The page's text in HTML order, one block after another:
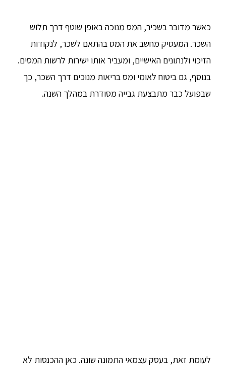
כאשר מדובר בשכיר, המס מנוכה באופן שוטף דרך תלוש
השכר. המעסיק מחשב את המס בהתאם לשכר, לנקודות
הזיכוי ולנתונים האישיים, ומעביר אותו ישירות לרשות המסים.
בנוסף, גם ביטוח לאומי ומס בריאות מנוכים דרך השכר, כך
שבפועל כבר מתבצעת גבייה מסודרת במהלך השנה.
לעומת זאת, בעסק עצמאי התמונה שונה. כאן ההכנסות לא